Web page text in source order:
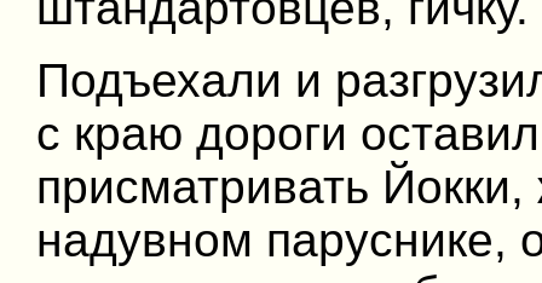
Подъехали и
с краю дороги
присматривать
надувном паруснике,